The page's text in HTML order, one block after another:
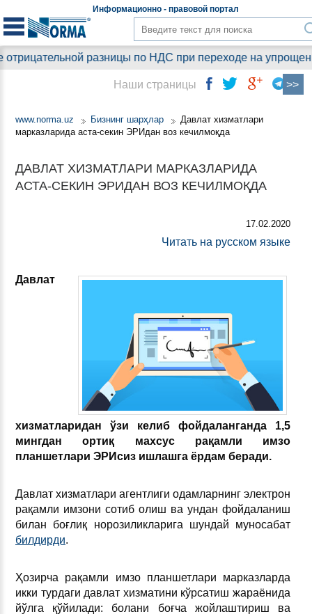
Информационно - правовойпортал
разницы по НДС при переходе на
www.norma.uz Бизнинг шарҳлар
Давлат хизматлари
марказларида аста-секин ЭРИдан воз кечилмоқда
ДАВЛАТ ХИЗМАТЛАРИ МАРКАЗЛАРИДА
АСТА-СЕКИН ЭРИДАН ВОЗ КЕЧИЛМОҚДА
17.02.2020
Читать на русском языке
Давлат
хизматларидан ўзи келиб фойдаланганда 1,5
мингдан ортиқ махсус рақамли имзо
планшетлари ЭРИсиз ишлашга ёрдам беради.
Давлат хизматлари агентлиги одамларнинг электрон
рақамли имзони сотиб олиш ва ундан фойдаланиш
билан боғлиқ норозиликларига шундай муносабат
билдирди.
Ҳозирча рақамли имзо планшетлари марказларда
икки турдаги давлат хизматини кўрсатиш жараёнида
йўлга қўйилади: болани боғча жойлаштириш ва
Наши страницы